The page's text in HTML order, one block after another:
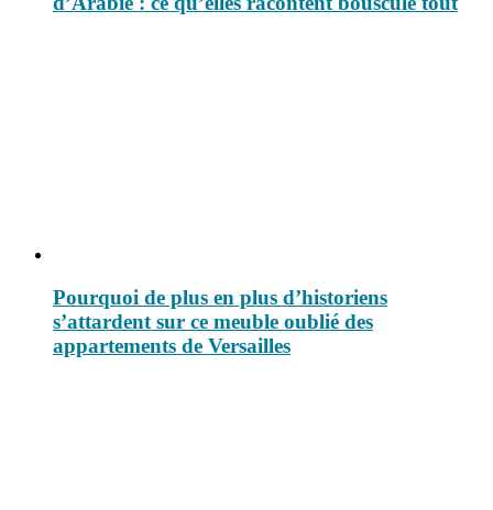
Pourquoi de plus en plus d’historiens
s’attardent sur ce meuble oublié des
appartements de Versailles